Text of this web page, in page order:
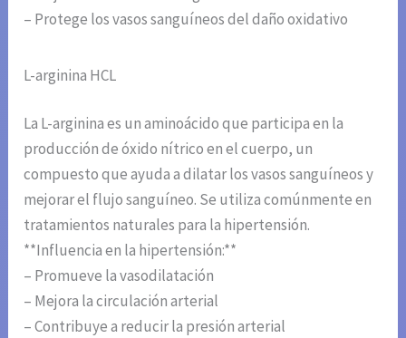
– Protege los vasos sanguíneos del daño oxidativo
L-arginina HCL
La L-arginina es un aminoácido que participa en la
producción de óxido nítrico en el cuerpo, un
compuesto que ayuda a dilatar los vasos sanguíneos y
mejorar el flujo sanguíneo. Se utiliza comúnmente en
tratamientos naturales para la hipertensión.
**Influencia en la hipertensión:**
– Promueve la vasodilatación
– Mejora la circulación arterial
– Contribuye a reducir la presión arterial